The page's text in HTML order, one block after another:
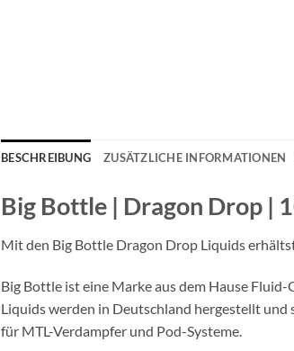
BESCHREIBUNG ZUSÄTZLICHE INFORMATIONEN
Big Bottle | Dragon Drop |
Mit den Big Bottle Dragon Drop Liquids
Big Bottle ist eine Marke aus dem Hause
Liquids werden in Deutschland hergestellt
für MTL-Verdampfer und Pod-Systeme.